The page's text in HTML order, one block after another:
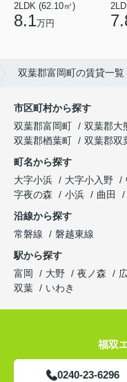
2LDK (62.10㎡)
8.1万円
双葉郡富岡町の賃貸一覧
市区町村から探す
双葉郡富岡町
双葉郡大
双葉郡楢葉町
双葉郡双
町名から探す
大字小浜
大字小入野
字夜の森
小浜 曲田
沿線から探す
常磐線
磐越東線
駅から探す
富岡
大野 夜ノ森
双葉
いわき
福双
0240-23-6296